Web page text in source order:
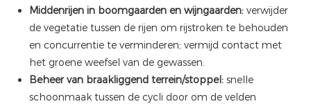
Middenrijen in boomgaarden en wijngaarden:verwijder
de vegetatie tussen de rijen om rijstroken te behouden
en concurrentie te verminderen; vermijd contact met
het groene weefsel van de gewassen.
Beheer van braakliggend terrein/stoppel:snelle
schoonmaak tussen de cycli door om de velden